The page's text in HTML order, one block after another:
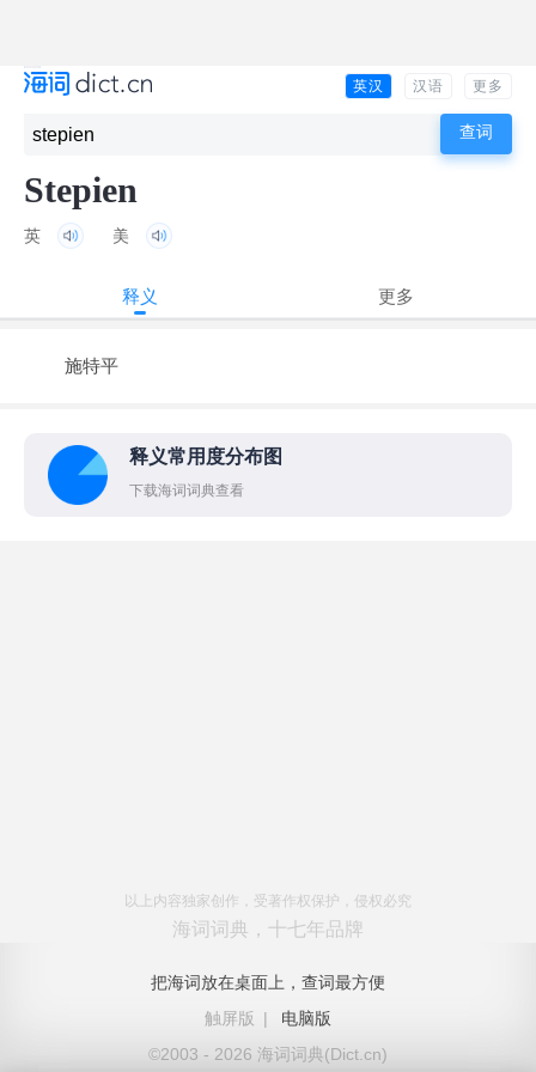
英汉 汉语 更多
Stepien
英 美
释义 更多
施特平
释义常用度分布图
下载海词词典查看
以上内容独家创作，受著作权保护，侵权必究
海词词典，十七年品牌
把海词放在桌面上，查词最方便
触屏版
|
电脑版
©2003 - 2026 海词词典(Dict.cn)